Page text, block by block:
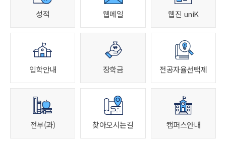
성적 웹메일 웹진 uniK
입학안내 장학금 전공자율선택제
전부(과) 찾아오시는길 캠퍼스안내